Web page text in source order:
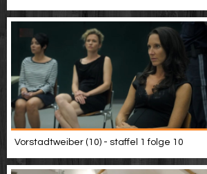
Vorstadtweiber (10) - staffel 1 folge 10